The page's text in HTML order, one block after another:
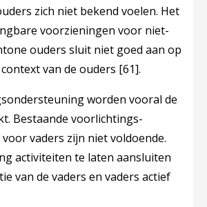
zich niet bekend voelen. Het
voorzieningen voor niet-
ouders sluit niet goed aan op
van de ouders [61].
worden vooral de
Bestaande voorlichtings-
vaders zijn niet voldoende.
activiteiten te laten aansluiten
van de vaders en vaders actief